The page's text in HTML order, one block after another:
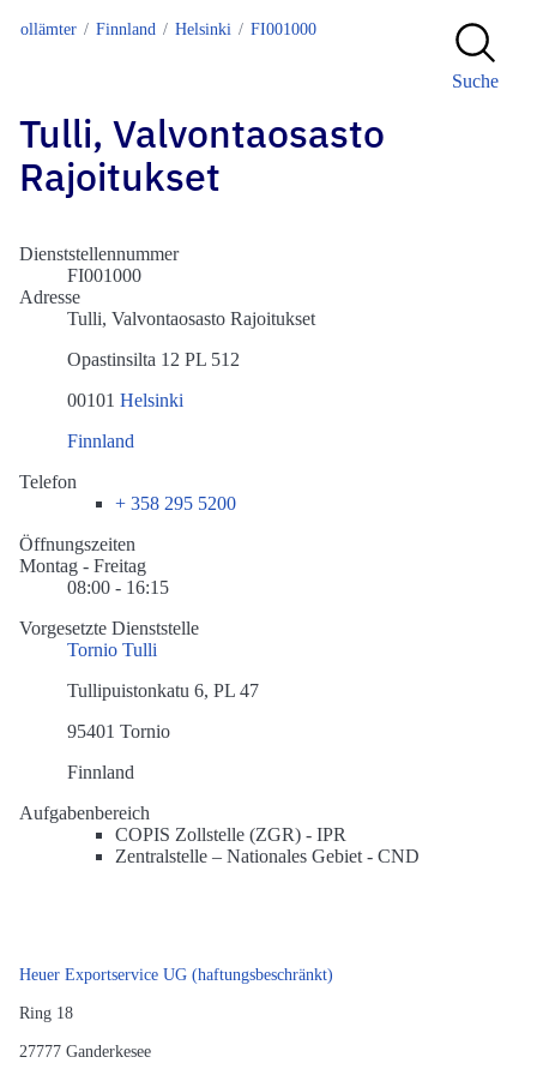
Zollämter Finnland Helsinki FI001000
Suche
Tulli, Valvontaosasto
Rajoitukset
Dienststellennummer
FI001000
Adresse
Tulli, Valvontaosasto Rajoitukset
Opastinsilta 12 PL 512
00101 Helsinki
Finnland
Telefon
+ 358 295 5200
Öffnungszeiten
Montag - Freitag
08:00 - 16:15
Vorgesetzte Dienststelle
Tornio Tulli
Tullipuistonkatu 6, PL 47
95401 Tornio
Finnland
Aufgabenbereich
COPIS Zollstelle (ZGR) - IPR
Zentralstelle – Nationales Gebiet - CND
Heuer Exportservice UG (haftungsbeschränkt)
Ring 18
27777 Ganderkesee